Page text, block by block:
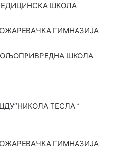
ШКОЛА
ГИМНАЗИЈА
ШКОЛА
ТЕСЛА ”
ГИМНАЗИЈА